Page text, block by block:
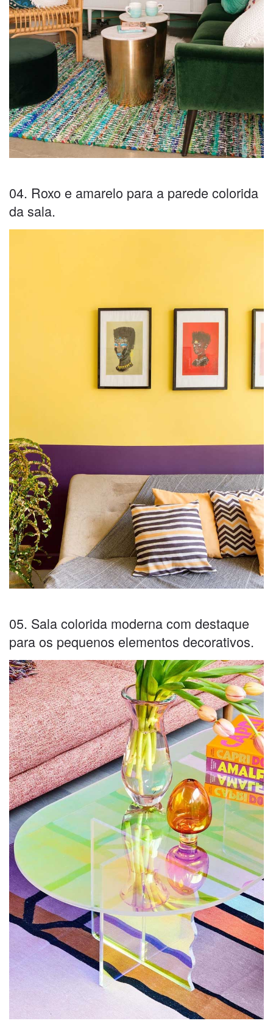
04. Roxo e amarelo para a parede colorida
da sala.
05. Sala colorida moderna com destaque
para os pequenos elementos decorativos.